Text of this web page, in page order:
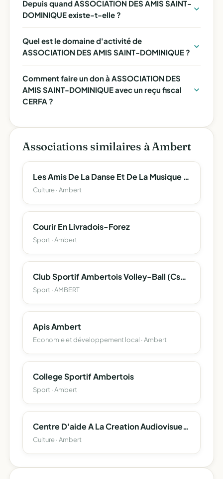
Depuis quand ASSOCIATION DES AMIS SAINT-
DOMINIQUE existe-t-elle ?
Quel est le domaine d'activité de
ASSOCIATION DES AMIS SAINT-DOMINIQUE ?
Comment faire un don à ASSOCIATION DES
AMIS SAINT-DOMINIQUE avec un reçu fiscal
CERFA ?
Associations similaires à Ambert
Les Amis De La Danse Et De La Musique D'ambert
Culture · Ambert
Courir En Livradois-Forez
Sport · Ambert
Club Sportif Ambertois Volley-Ball (Csa Volley-Ball)
Sport · AMBERT
Apis Ambert
Economie et développement local · Ambert
College Sportif Ambertois
Sport · Ambert
Centre D'aide A La Creation Audiovisuelle Et Cinematographique
Culture · Ambert